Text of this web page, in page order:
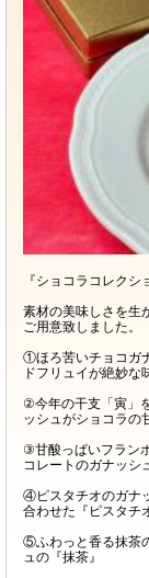
『ショコラコレクシ
素材の美味しさを生
ご用意致しました。
①ほろ苦いチョコガ
ドフリュイが絶妙な
②今年の干支「寅」
ッシュがショコラの
③甘酸っぱいフラン
コレートのガナッシ
④ピスタチオのガナ
合わせた『ピスタチ
⑤ふわっと香る抹茶
ュの『抹茶』